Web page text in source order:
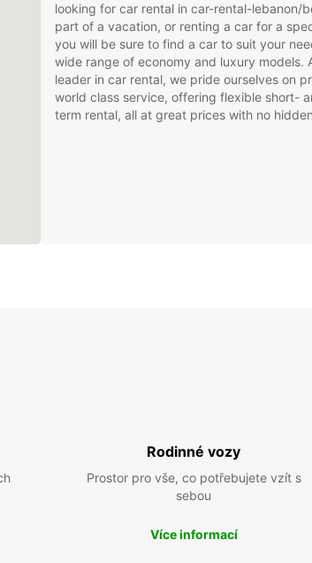
looking for car rental in car-rental-lebanon/
part of a vacation, or renting a car for a
you will be sure to find a car to suit your
wide range of economy and luxury models.
leader in car rental, we pride ourselves on
world class service, offering flexible short-
term rental, all at great prices with no
Rodinné vozy
Prostor pro vše, co potřebujete vzít s
sebou
Více informací